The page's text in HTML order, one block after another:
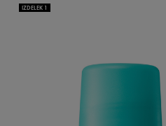
IZDELEK 1